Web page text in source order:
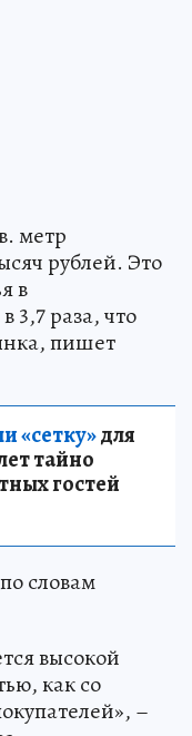
метр
рублей. Это
в
3,7 раза, что
пишет
«сетку»для
тайно
гостей
словам
высокой
как со
–